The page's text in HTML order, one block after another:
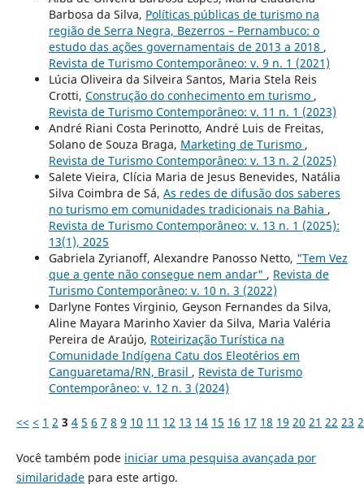
Barbosa da Silva, Políticas públicas de turismo na
região de Serra Negra, Bezerros – Pernambuco: o
estudo das ações governamentais de 2013 a 2018 ,
Revista de Turismo Contemporâneo: v. 9 n. 1 (2021)
Lúcia Oliveira da Silveira Santos, Maria Stela Reis
Crotti, Construção do conhecimento em turismo ,
Revista de Turismo Contemporâneo: v. 11 n. 1 (2023)
André Riani Costa Perinotto, André Luis de Freitas,
Solano de Souza Braga, Marketing de Turismo ,
Revista de Turismo Contemporâneo: v. 13 n. 2 (2025)
Salete Vieira, Clícia Maria de Jesus Benevides, Natália
Silva Coimbra de Sá, As redes de difusão dos saberes
no turismo em comunidades tradicionais na Bahia ,
Revista de Turismo Contemporâneo: v. 13 n. 1 (2025):
13(1), 2025
Gabriela Zyrianoff, Alexandre Panosso Netto, "Tem Vez
que a gente não consegue nem andar" , Revista de
Turismo Contemporâneo: v. 10 n. 3 (2022)
Darlyne Fontes Virginio, Geyson Fernandes da Silva,
Aline Mayara Marinho Xavier da Silva, Maria Valéria
Pereira de Araújo, Roteirização Turística na
Comunidade Indígena Catu dos Eleotérios em
Canguaretama/RN, Brasil , Revista de Turismo
Contemporâneo: v. 12 n. 3 (2024)
<< < 1 2 3 4 5 6 7 8 9 10 11 12 13 14 15 16 17 18 19 20 21 22 23
Você também pode iniciar uma pesquisa avançada por
similaridadepara este artigo.